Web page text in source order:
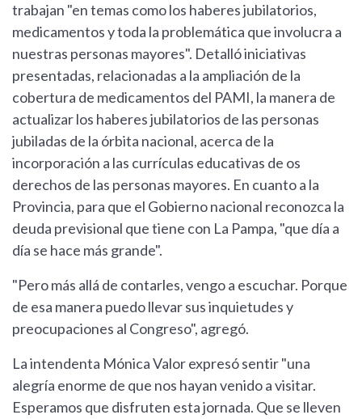
trabajan "en temas como los haberes jubilatorios,
medicamentos y toda la problemática que involucra a
nuestras personas mayores". Detalló iniciativas
presentadas, relacionadas a la ampliación de la
cobertura de medicamentos del PAMI, la manera de
actualizar los haberes jubilatorios de las personas
jubiladas de la órbita nacional, acerca de la
incorporación a las currículas educativas de os
derechos de las personas mayores. En cuanto a la
Provincia, para que el Gobierno nacional reconozca la
deuda previsional que tiene con La Pampa, "que día a
día se hace más grande".
"Pero más allá de contarles, vengo a escuchar. Porque
de esa manera puedo llevar sus inquietudes y
preocupaciones al Congreso", agregó.
La intendenta Mónica Valor expresó sentir "una
alegría enorme de que nos hayan venido a visitar.
Esperamos que disfruten esta jornada. Que se lleven